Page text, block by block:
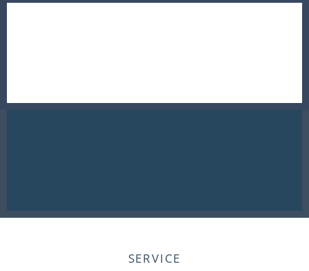
SERVICE